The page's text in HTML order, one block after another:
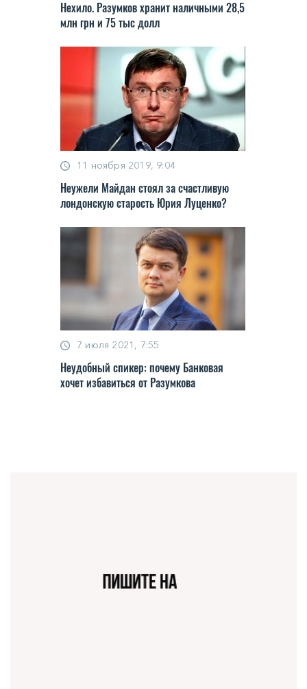
Нехило. Разумков хранит наличными 28,5
млн грн и 75 тыс долл
11 ноября 2019, 9:04
Неужели Майдан стоял за счастливую
лондонскую старость Юрия Луценко?
7 июля 2021, 7:55
Неудобный спикер: почему Банковая
хочет избавиться от Разумкова